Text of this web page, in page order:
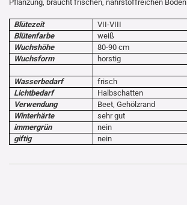
Pflanzung, braucht frischen, nährstoffreichen Boden
Blütezeit
VII-VIII
Blütenfarbe
weiß
Wuchshöhe
80-90 cm
Wuchsform
horstig
Wasserbedarf
frisch
Lichtbedarf
Halbschatten
Verwendung
Beet, Gehölzrand
Winterhärte
sehr gut
immergrün
nein
giftig
nein